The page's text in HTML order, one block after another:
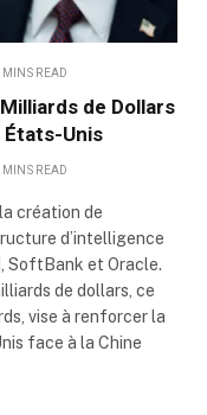
MINS READ
de Dollars
États-Unis
MINS READ
création de
d’intelligence
SoftBank et Oracle.
de dollars, ce
vise à renforcer la
face à la Chine